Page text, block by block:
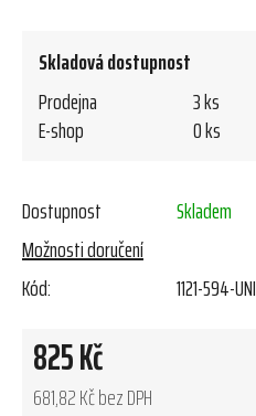
Skladová dostupnost
Prodejna
3 ks
E-shop
0 ks
Dostupnost
Skladem
Možnosti doručení
Kód:
1121-594-UNI
825 Kč
681,82 Kč bez DPH